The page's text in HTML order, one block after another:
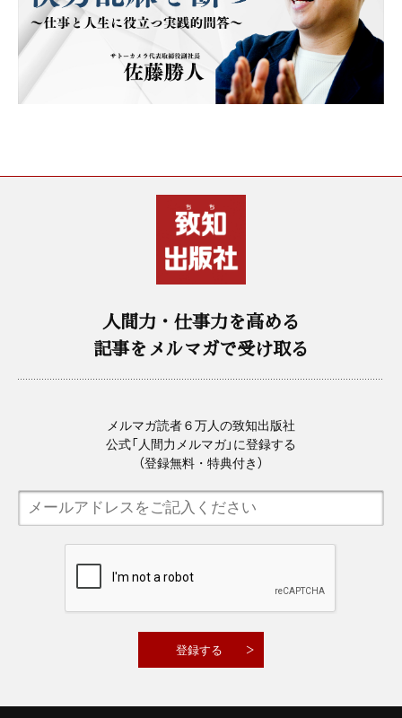
人間力・仕事力を高める
記事をメルマガで受け取る
メルマガ読者６万人の致知出版社
公式「人間力メルマガ」に登録する
（登録無料・特典付き）